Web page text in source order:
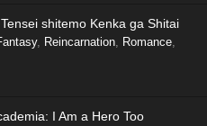
shitemo Kenka ga Shitai
, Reincarnation Romance
I Am a Hero Too